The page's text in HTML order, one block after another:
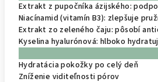
Extrakt z pupočníka ázijského:
Niacínamid (vitamín B3): zlepšuje
Extrakt zo zeleného čaju: pôsobí
Kyselina hyalurónová: hlboko
Hydratácia pokožky po celý deň
Zníženie viditeľnosti pórov